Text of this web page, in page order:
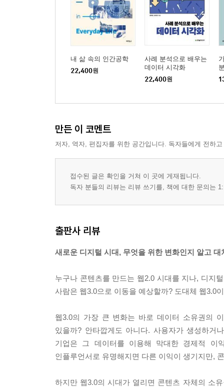
내 삶 속의 인간공학
22,400원
사례 분석으로 배우는
데이터 시각화
22,400원
만든 이 코멘트
저자, 역자, 편집자를 위한 공간입니다. 독자들에게 전하
접수된 글은 확인을 거쳐 이 곳에 게재됩니다.
독자 분들의 리뷰는 리뷰 쓰기를, 책에 대한 문의는
출판사 리뷰
새로운 디지털 시대, 무엇을 위한 변화인지 알고 대
누구나 콘텐츠를 만드는 웹2.0 시대를 지나, 디지
사람은 웹3.0으로 이동을 예상할까? 도대체 웹3.0
웹3.0의 가장 큰 변화는 바로 데이터 소유권의
있을까? 안타깝게도 아니다. 사용자가 생성하거
기업은 그 데이터를 이용해 막대한 경제적 이
인플루언서로 유명해지면 다른 이익이 생기지만,
하지만 웹3.0의 시대가 열리면 콘텐츠 자체의 소